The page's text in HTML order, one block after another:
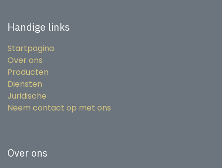
Handige links
Startpagina
Over ons
Producten
Diensten
Juridische
Neem contact op met ons
Over ons